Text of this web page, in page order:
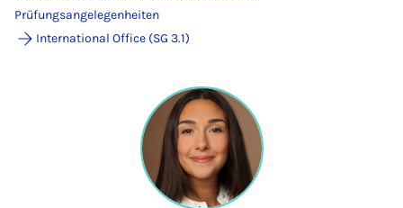
Prüfungsangelegenheiten
International Office (SG 3.1)